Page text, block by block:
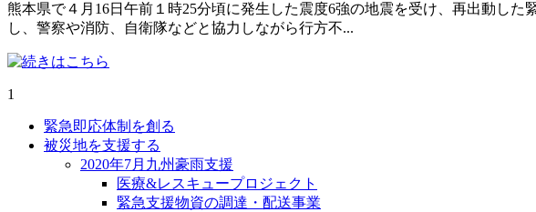
熊本県で４月16日午前１時25分頃に発生した震度6強の地震を受け、再出動し
し、警察や消防、自衛隊などと協力しながら行方不...
1
緊急即応体制を創る
被災地を支援する
2020年7月九州豪雨支援
医療&レスキュープロジェクト
緊急支援物資の調達・配送事業